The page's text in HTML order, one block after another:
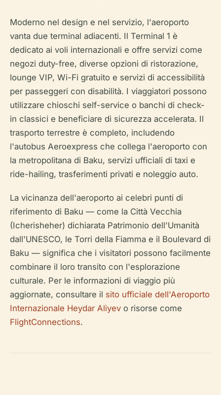
Moderno nel design e nel servizio, l'aeroporto
vanta due terminal adiacenti. Il Terminal 1 è
dedicato ai voli internazionali e offre servizi come
negozi duty-free, diverse opzioni di ristorazione,
lounge VIP, Wi-Fi gratuito e servizi di accessibilità
per passeggeri con disabilità. I viaggiatori possono
utilizzare chioschi self-service o banchi di check-
in classici e beneficiare di sicurezza accelerata. Il
trasporto terrestre è completo, includendo
l'autobus Aeroexpress che collega l'aeroporto con
la metropolitana di Baku, servizi ufficiali di taxi e
ride-hailing, trasferimenti privati e noleggio auto.
La vicinanza dell'aeroporto ai celebri punti di
riferimento di Baku — come la Città Vecchia
(Icherisheher) dichiarata Patrimonio dell'Umanità
dall'UNESCO, le Torri della Fiamma e il Boulevard di
Baku — significa che i visitatori possono facilmente
combinare il loro transito con l'esplorazione
culturale. Per le informazioni di viaggio più
aggiornate, consultare il sito ufficiale dell'Aeroporto
Internazionale Heydar Aliyev o risorse come
FlightConnections.